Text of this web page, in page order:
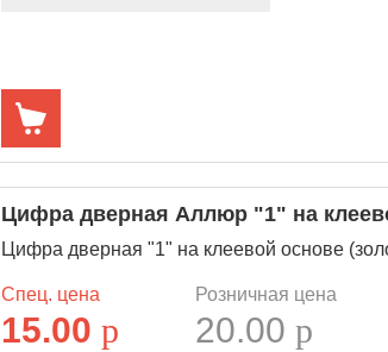
Цифра дверная Аллюр "1" на
Цифра дверная "1" на клеевой основе
Спец. цена
15.00p
Розничная цена
20.00p